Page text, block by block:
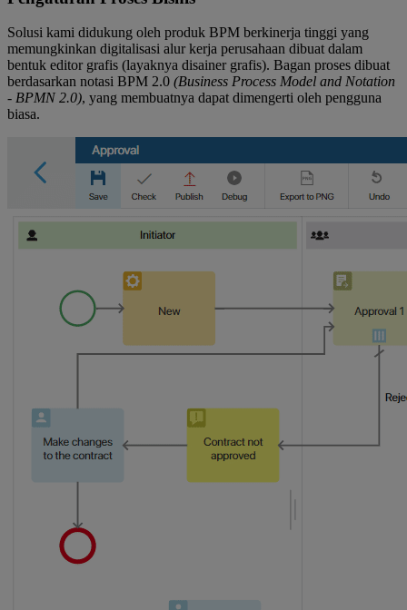
Solusi kami didukung oleh produk BPM berkinerja tinggi yang
memungkinkan digitalisasi alur kerja perusahaan dibuat dalam
bentuk editor grafis (layaknya disainer grafis). Bagan proses dibuat
berdasarkan notasi BPM 2.0 (Business Process Model and Notation
- BPMN 2.0), yang membuatnya dapat dimengerti oleh pengguna
biasa.